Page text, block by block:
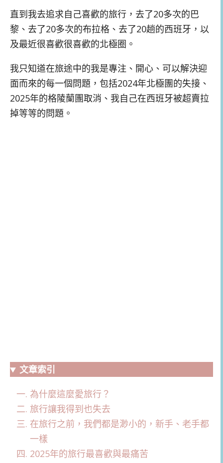
直到我去追求自己喜歡的旅行，去了20多次的巴
黎、去了20多次的布拉格、去了20趟的西班牙，以
及最近很喜歡很喜歡的北極圈。
我只知道在旅途中的我是專注、開心、可以解決迎
面而來的每一個問題，包括2024年北極團的失接、
2025年的格陵蘭團取消、我自己在西班牙被超賣拉
掉等等的問題。
文章索引
為什麼這麼愛旅行？
旅行讓我得到也失去
在旅行之前，我們都是渺小的，新手、老手都
一樣
2025年的旅行最喜歡與最痛苦